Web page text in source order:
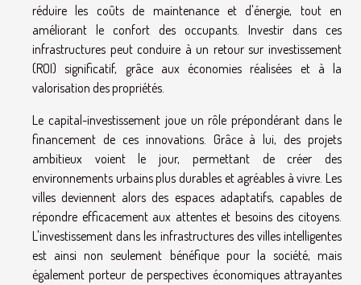
réduire les coûts de maintenance et d'énergie, tout en
améliorant le confort des occupants. Investir dans ces
infrastructures peut conduire à un retour sur investissement
(ROI) significatif, grâce aux économies réalisées et à la
valorisation des propriétés.
Le capital-investissement joue un rôle prépondérant dans le
financement de ces innovations. Grâce à lui, des projets
ambitieux voient le jour, permettant de créer des
environnements urbains plus durables et agréables à vivre. Les
villes deviennent alors des espaces adaptatifs, capables de
répondre efficacement aux attentes et besoins des citoyens.
L'investissement dans les infrastructures des villes intelligentes
est ainsi non seulement bénéfique pour la société, mais
également porteur de perspectives économiques attrayantes